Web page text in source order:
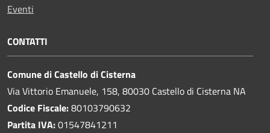
Eventi
CONTATTI
Comune di Castello di Cisterna
Via Vittorio Emanuele, 158, 80030 Castello di Cisterna NA
Codice Fiscale:80103790632
Partita IVA:01547841211